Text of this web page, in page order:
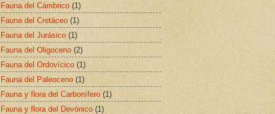
Fauna del Cámbrico (1)
Fauna del Cretáceo (1)
Fauna del Jurásico (1)
Fauna del Oligoceno (2)
Fauna del Ordovícico (1)
Fauna del Paleoceno (1)
Fauna y flora del Carbonífero (1)
Fauna y flora del Devónico (1)